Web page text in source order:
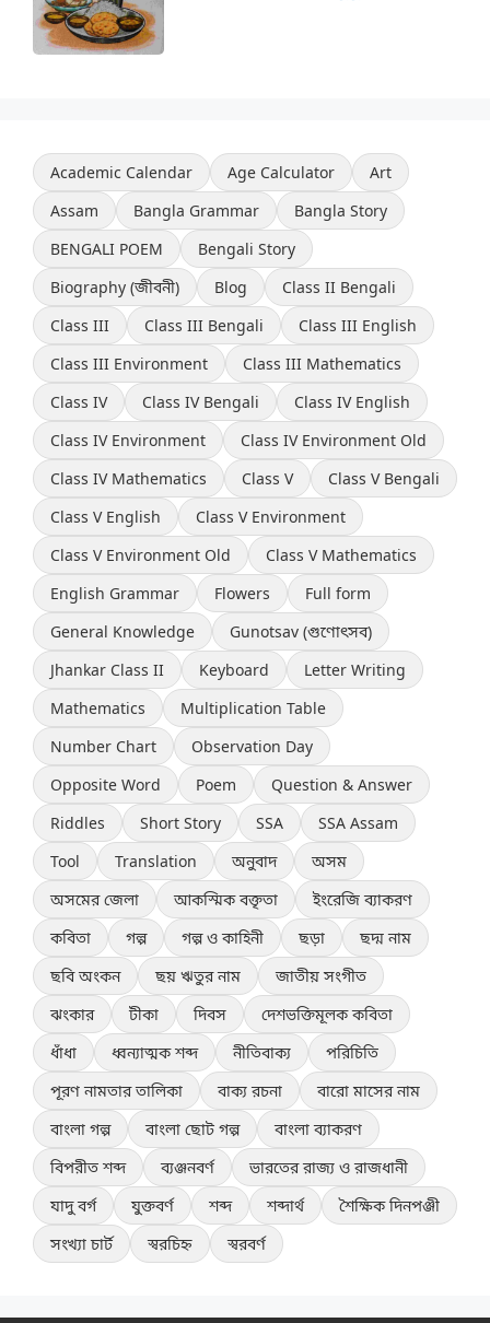
Academic Calendar Age Calculator
Art
Assam
Bangla Grammar
Bangla Story
BENGALI POEM
Bengali Story
Biography (জীবনী)
Blog
Class II Bengali
Class III
Class III Bengali
Class III English
Class III Environment
Class III Mathematics
Class IV
Class IV Bengali
Class IV English
Class IV Environment
Class IV Environment Old
Class IV Mathematics
Class V
Class V Bengali
Class V English
Class V Environment
Class V Environment Old
Class V Mathematics
English Grammar
Flowers
Full form
General Knowledge
Gunotsav (গুণোৎসব)
Jhankar Class II
Keyboard
Letter Writing
Mathematics
Multiplication Table
Number Chart
Observation Day
Opposite Word
Poem
Question & Answer
Riddles
Short Story SSA
SSA Assam
Tool
Translation অনুবাদ
অসম
অসমের জেলা
আকস্মিক বক্তৃতা
ইংরেজি ব্যাকরণ
কবিতা
গল্প গল্প ও কাহিনী ছড়া
ছদ্ম নাম
ছবি অংকন
ছয় ঋতুর নাম
জাতীয় সংগীত
ঝংকার
টীকা দিবস
দেশভক্তিমূলক কবিতা
ধাঁধা
ধ্বন্যাত্মক শব্দ নীতিবাক্য
পরিচিতি
পূরণ নামতার তালিকা
বাক্য রচনা
বারো মাসের নাম
বাংলা গল্প
বাংলা ছোট গল্প
বাংলা ব্যাকরণ
বিপরীত শব্দ
ব্যঞ্জনবর্ণ
ভারতের রাজ্য ও রাজধানী
যাদু বর্গ
যুক্তবর্ণ শব্দ শব্দার্থ
শৈক্ষিক দিনপঞ্জী
সংখ্যা চার্ট
স্বরচিহ্ন স্বরবর্ণ